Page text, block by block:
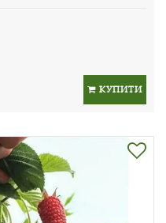
КУПИТИ